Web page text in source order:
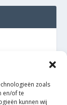
zoals
en/of te
kunnen wij